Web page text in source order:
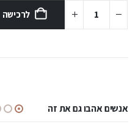
לרכישה
אנשים אהבו גם את זה